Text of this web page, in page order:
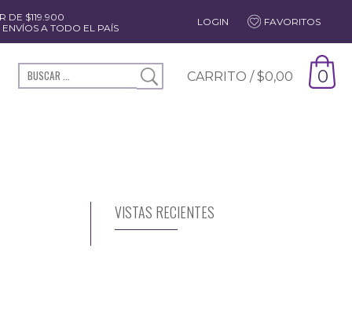
DE $119.900
A TODO EL PAÍS
LOGIN FAVORITOS
CARRITO /$0,00 0
VISTAS RECIENTES